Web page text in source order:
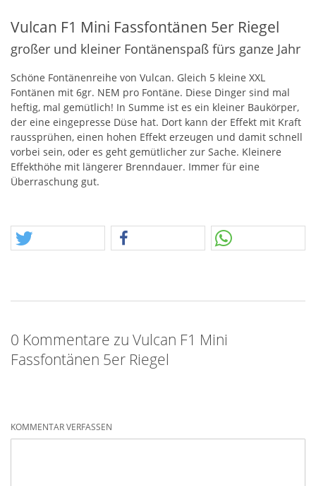
Vulcan F1 Mini Fassfontänen 5er Riegel
großer und kleiner Fontänenspaß fürs ganze Jahr
Schöne Fontänenreihe von Vulcan. Gleich 5 kleine XXL
Fontänen mit 6gr. NEM pro Fontäne. Diese Dinger sind mal
heftig, mal gemütlich! In Summe ist es ein kleiner Baukörper,
der eine eingepresse Düse hat. Dort kann der Effekt mit Kraft
raussprühen, einen hohen Effekt erzeugen und damit schnell
vorbei sein, oder es geht gemütlicher zur Sache. Kleinere
Effekthöhe mit längerer Brenndauer. Immer für eine
Überraschung gut.
0 Kommentare zu Vulcan F1 Mini
Fassfontänen 5er Riegel
KOMMENTAR VERFASSEN